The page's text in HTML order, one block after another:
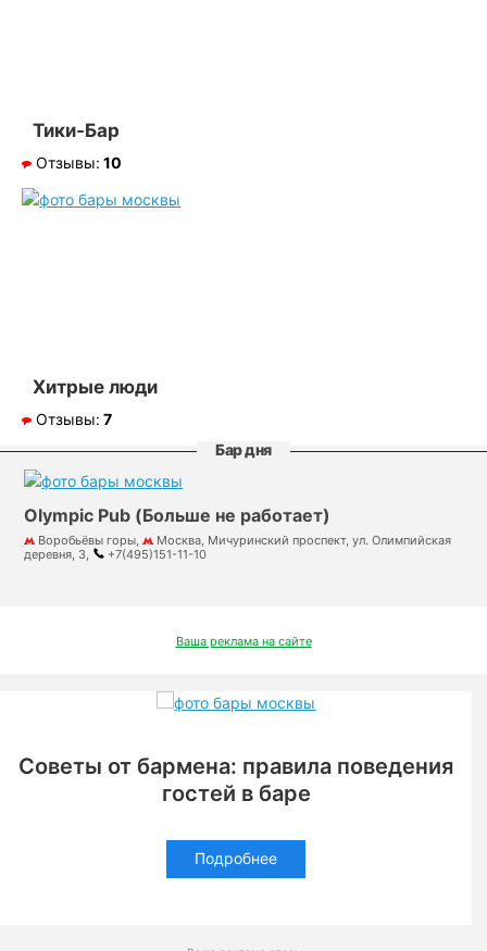
Тики-Бар
Отзывы: 10
Хитрые люди
Отзывы: 7
Бар дня
Olympic Pub (Больше не работает)
Воробьёвы горы,
Москва, Мичуринский проспект, ул. Олимпийская
деревня, 3,
+7(495)151-11-10
Ваша реклама на сайте
Советы от бармена: правила поведения
гостей в баре
Подробнее